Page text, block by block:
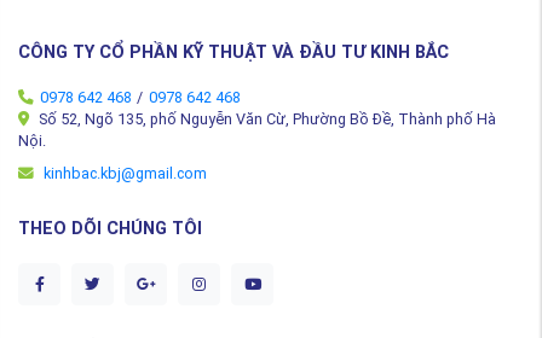
CÔNG TY CỔ PHẦN KỸ THUẬT VÀ ĐẦU TƯ KINH BẮC
0978 642 468 / 0978 642 468
Số 52, Ngõ 135, phố Nguyễn Văn Cừ, Phường Bồ Đề, Thành phố Hà
Nội.
kinhbac.kbj@gmail.com
THEO DÕI CHÚNG TÔI